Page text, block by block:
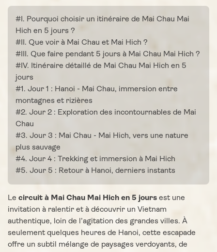
#I. Pourquoi choisir un itinéraire de Mai Chau Mai
Hich en 5 jours ?
#II. Que voir à Mai Chau et Mai Hich ?
#III. Que faire pendant 5 jours à Mai Chau Mai Hich ?
#IV. Itinéraire détaillé de Mai Chau Mai Hich en 5
jours
#1. Jour 1 : Hanoi - Mai Chau, immersion entre
montagnes et rizières
#2. Jour 2 : Exploration des incontournables de Mai
Chau
#3. Jour 3 : Mai Chau - Mai Hich, vers une nature
plus sauvage
#4. Jour 4 : Trekking et immersion à Mai Hich
#5. Jour 5 : Retour à Hanoi, derniers instants
Le circuit à Mai Chau Mai Hich en 5 jours est une
invitation à ralentir et à découvrir un Vietnam
authentique, loin de l’agitation des grandes villes. À
seulement quelques heures de Hanoi, cette escapade
offre un subtil mélange de paysages verdoyants, de